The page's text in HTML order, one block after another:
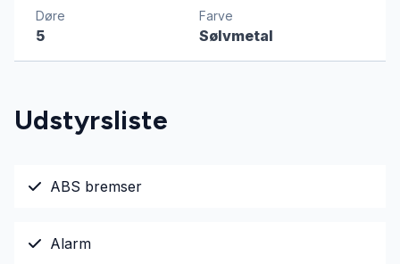
Døre
5
Farve
Sølvmetal
Udstyrsliste
ABS bremser
Alarm